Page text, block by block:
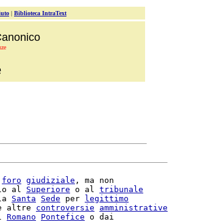
| Biblioteca IntraText
foro giudiziale , ma non
al Superiore o al tribunale
Santa Sede per
legittimo
altre controversie
amministrative
Romano Pontefice